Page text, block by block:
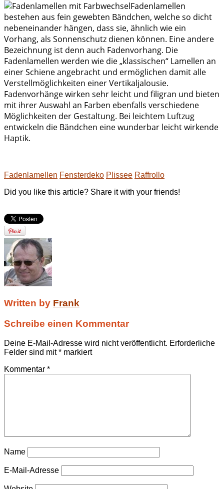
Fadenlamellen
bestehen aus fein gewebten Bändchen, welche so dicht
nebeneinander hängen, dass sie, ähnlich wie ein
Vorhang, als Sonnenschutz dienen können. Eine andere
Bezeichnung ist denn auch Fadenvorhang. Die
Fadenlamellen werden wie die „klassischen“ Lamellen an
einer Schiene angebracht und ermöglichen damit alle
Verstellmöglichkeiten einer Vertikaljalousie.
Fadenvorhänge wirken sehr leicht und filigran und bieten
mit ihrer Auswahl an Farben ebenfalls verschiedene
Möglichkeiten der Gestaltung. Bei leichtem Luftzug
entwickeln die Bändchen eine wunderbar leicht wirkende
Haptik.
Fadenlamellen Fensterdeko Plissee Raffrollo
Did you like this article? Share it with your friends!
Written by Frank
Schreibe einen Kommentar
Deine E-Mail-Adresse wird nicht veröffentlicht. Erforderliche
Felder sind mit* markiert
Kommentar *
Name
E-Mail-Adresse